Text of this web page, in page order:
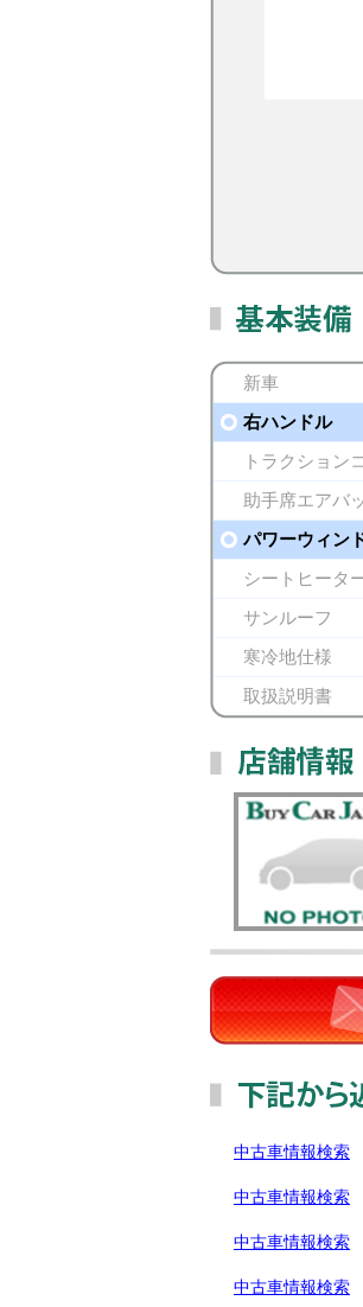
新車
右ハンドル
トラクション
助手席エアバ
パワーウィン
シートヒータ
サンルーフ
寒冷地仕様
取扱説明書
中古車情報検索
中古車情報検索
中古車情報検索
中古車情報検索